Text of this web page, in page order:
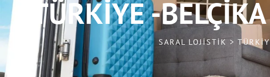
TÜRKİYE -
SARAL LOJISTIK >